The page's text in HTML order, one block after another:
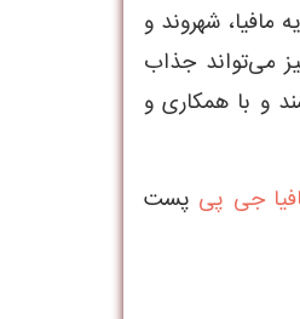
می‌تواند جذاب
و با همکاری و
جی پی پست